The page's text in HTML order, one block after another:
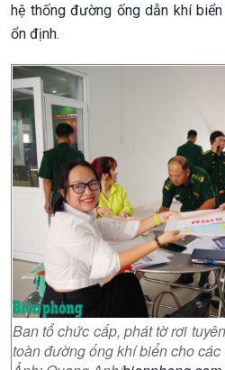
hệ thống đường ống dẫn khí
ổn định.
Ban tổ chức cấp, phát tờ rơi
toàn đường ống khí biển cho